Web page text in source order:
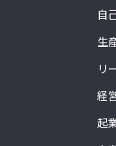
自
生
リ
経
起